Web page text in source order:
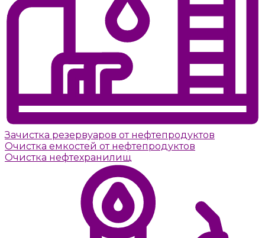
Зачистка резервуаров от нефтепродуктов
Очистка емкостей от нефтепродуктов
Очистка нефтехранилищ